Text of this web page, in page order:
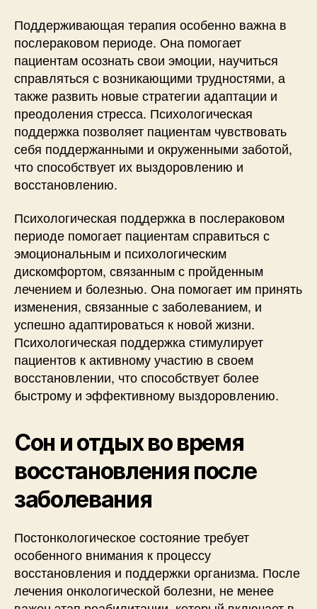
Поддерживающая терапия особенно важна в
послераковом периоде. Она помогает
пациентам осознать свои эмоции, научиться
справляться с возникающими трудностями, а
также развить новые стратегии адаптации и
преодоления стресса. Психологическая
поддержка позволяет пациентам чувствовать
себя поддержанными и окруженными заботой,
что способствует их выздоровлению и
восстановлению.
Психологическая поддержка в послераковом
периоде помогает пациентам справиться с
эмоциональным и психологическим
дискомфортом, связанным с пройденным
лечением и болезнью. Она помогает им принять
изменения, связанные с заболеванием, и
успешно адаптироваться к новой жизни.
Психологическая поддержка стимулирует
пациентов к активному участию в своем
восстановлении, что способствует более
быстрому и эффективному выздоровлению.
Сон и отдых во время
восстановления после
заболевания
Постонкологическое состояние требует
особенного внимания к процессу
восстановления и поддержки организма. После
лечения онкологической болезни, не менее